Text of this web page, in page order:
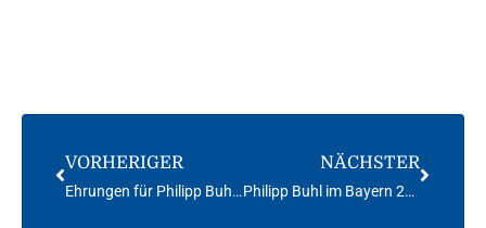
VORHERIGER
Ehrungen für Philipp Buhl in München und Kiel
NÄCHSTER
Philipp Buhl im Bayern 2012 Sailing Team